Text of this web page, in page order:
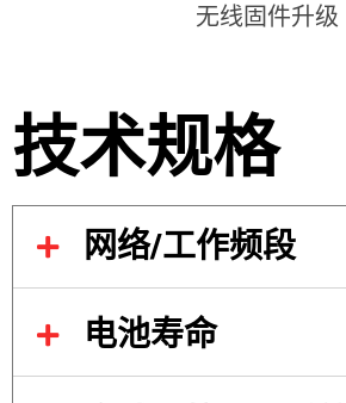
无线固件升级
技术规格
网络/工作频段
电池寿命